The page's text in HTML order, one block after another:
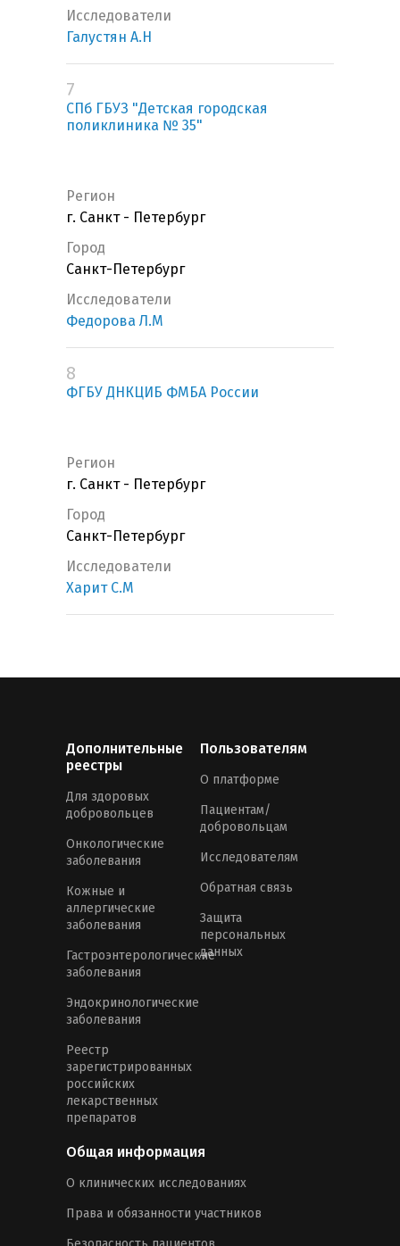
Исследователи
Галустян А.Н
7
СПб ГБУЗ "Детская городская
поликлиника № 35"
Регион
г. Санкт - Петербург
Город
Санкт-Петербург
Исследователи
Федорова Л.М
8
ФГБУ ДНКЦИБ ФМБА России
Регион
г. Санкт - Петербург
Город
Санкт-Петербург
Исследователи
Харит С.М
Дополнительные
реестры
Для здоровых
добровольцев
Онкологические
заболевания
Кожные и
аллергические
заболевания
Гастроэнтерологические
заболевания
Эндокринологические
заболевания
Реестр
зарегистрированных
российских
лекарственных
препаратов
Пользователям
О платформе
Пациентам/
добровольцам
Исследователям
Обратная связь
Защита
персональных
данных
Общая информация
О клинических исследованиях
Права и обязанности участников